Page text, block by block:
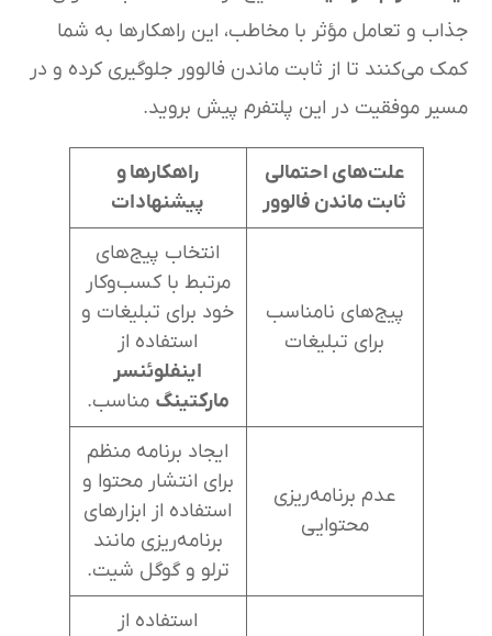
جذاب و تعامل مؤثر با مخاطب، این راهکارها به شما
کمک می‌کنند تا از ثابت ماندن فالوور جلوگیری کرده و در
مسیر موفقیت در این پلتفرم پیش بروید.
علت‌های احتمالی
ثابت ماندن فالوور
راهکارها و
پیشنهادات
پیج‌های نامناسب
برای تبلیغات
انتخاب پیج‌های
مرتبط با کسب‌وکار
خود برای تبلیغات و
استفاده از
اینفلوئنسر
مارکتینگ مناسب.
عدم برنامه‌ریزی
محتوایی
ایجاد برنامه منظم
برای انتشار محتوا و
استفاده از ابزارهای
برنامه‌ریزی مانند
ترلو و گوگل شیت.
استفاده از